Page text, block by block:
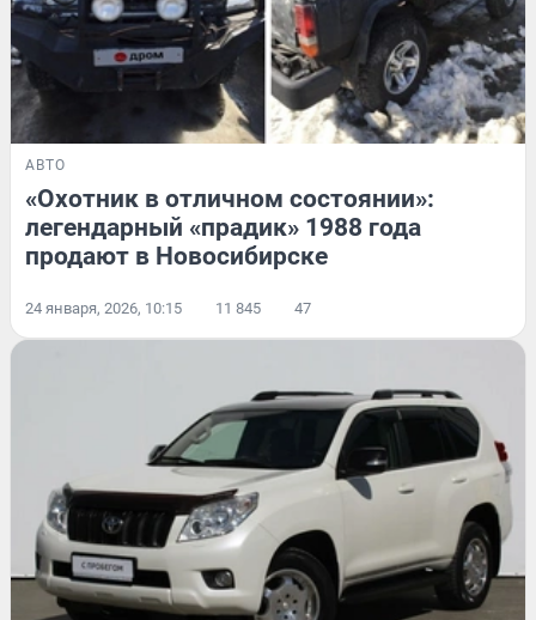
АВТО
«Охотник в отличном состоянии»:
легендарный «прадик» 1988 года
продают в Новосибирске
24 января, 2026, 10:15 11 845 47